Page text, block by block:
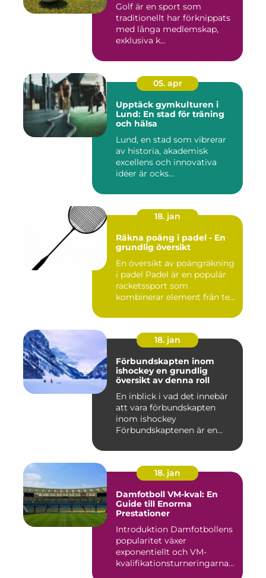
Golf är en sport som
traditionellt har förknippats
med långa medlemskap,
exklusiva k...
05. apr
Upptäck gymkulturen i
Lund: En stad för träning
och hälsa
Lund, en stad som vibrerar
av historia, akademisk
excellens och innovativa
idéer är ocks...
18. jan
Räkna poäng i padel - En
grundlig översikt
En översikt av poängräkning
i padel Padel är en populär
racketssport som
kombinerar element från te...
18. jan
Förbundskapten inom
ishockey en grundlig
översikt av denna roll
En inblick i vad det innebär
att vara förbundskapten
inom ishockey
Förbundskaptenen är en
18. jan
Damfotboll VM-kval: En
Guide till Enorma
Prestationer
Introduktion Damfotbollens
popularitet växer
exponentiellt och VM-
kvalifikationsturneringarna